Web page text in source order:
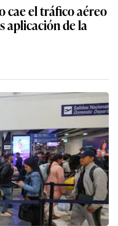
cae el tráfico aéreo
aplicación de la